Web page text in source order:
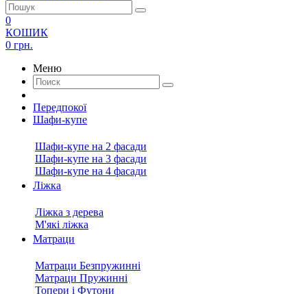
0
КОШИК
0 грн.
Меню
Передпокої
Шафи-купе
Шафи-купе на 2 фасади
Шафи-купе на 3 фасади
Шафи-купе на 4 фасади
Ліжка
Ліжка з дерева
М'які ліжка
Матраци
Матраци Безпружинні
Матраци Пружинні
Топери і Футони